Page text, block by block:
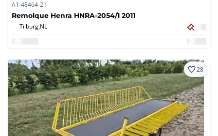
A1-48464-21
Remolque Henra HNRA-2054/1 2011
Tilburg,NL
28